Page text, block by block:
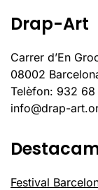
Drap-Art
Carrer d’En
08002
Telèfon: 932
info@drap-
Festival